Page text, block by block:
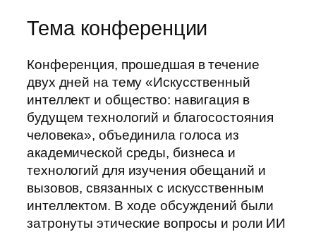
Тема конференции
Конференция, прошедшая в течение
двух дней на тему «Искусственный
интеллект и общество: навигация в
будущем технологий и благосостояния
человека», объединила голоса из
академической среды, бизнеса и
технологий для изучения обещаний и
вызовов, связанных с искусственным
интеллектом. В ходе обсуждений были
затронуты этические вопросы и роли ИИ